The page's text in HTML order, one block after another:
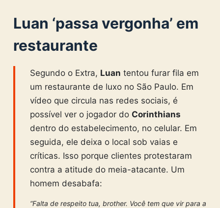
Luan ‘passa vergonha’ em
restaurante
Segundo o Extra, Luan tentou furar fila em
um restaurante de luxo no São Paulo. Em
vídeo que circula nas redes sociais, é
possível ver o jogador do Corinthians
dentro do estabelecimento, no celular. Em
seguida, ele deixa o local sob vaias e
críticas. Isso porque clientes protestaram
contra a atitude do meia-atacante. Um
homem desabafa:
“Falta de respeito tua, brother. Você tem que vir para a